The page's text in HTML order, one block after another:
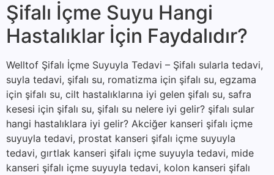
Şifalı İçme Suyu Hangi
Hastalıklar İçin Faydalıdır?
Welltof Şifalı İçme Suyuyla Tedavi – Şifalı sularla tedavi,
suyla tedavi, şifalı su, romatizma için şifalı su, egzama
için şifalı su, cilt hastalıklarına iyi gelen şifalı su, safra
kesesi için şifalı su, şifalı su nelere iyi gelir? şifalı sular
hangi hastalıklara iyi gelir? Akciğer kanseri şifalı içme
suyuyla tedavi, prostat kanseri şifalı içme suyuyla
tedavi, gırtlak kanseri şifalı içme suyuyla tedavi, mide
kanseri şifalı içme suyuyla tedavi, kolon kanseri şifalı